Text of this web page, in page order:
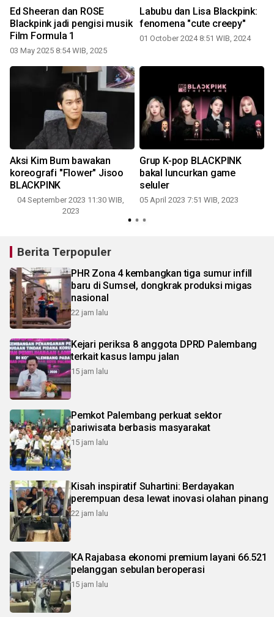
Ed Sheeran dan ROSE
Blackpink jadi pengisi musik
Film Formula 1
03 May 2025 8:54 WIB, 2025
Labubu dan Lisa Blackpink:
fenomena "cute creepy"
01 October 2024 8:51 WIB, 2024
Aksi Kim Bum bawakan
koreografi "Flower" Jisoo
BLACKPINK
04 September 2023 11:30 WIB,
2023
Grup K-pop BLACKPINK
bakal luncurkan game
seluler
05 April 2023 7:51 WIB, 2023
Berita Terpopuler
PHR Zona 4 kembangkan tiga sumur infill
baru di Sumsel, dongkrak produksi migas
nasional
22 jam lalu
Kejari periksa 8 anggota DPRD Palembang
terkait kasus lampu jalan
15 jam lalu
Pemkot Palembang perkuat sektor
pariwisata berbasis masyarakat
15 jam lalu
Kisah inspiratif Suhartini: Berdayakan
perempuan desa lewat inovasi olahan pinang
22 jam lalu
KA Rajabasa ekonomi premium layani 66.521
pelanggan sebulan beroperasi
15 jam lalu